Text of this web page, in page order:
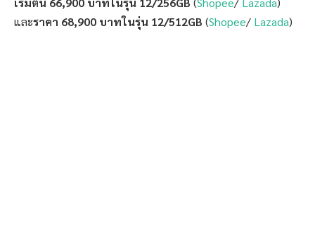
และราคา 68,900 บาทในรุ่น 12/512GB (Shopee/ Lazada)